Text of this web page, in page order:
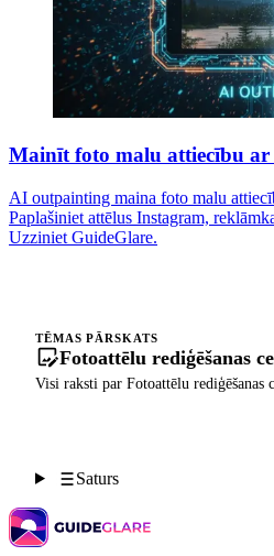
Mainīt foto malu attiecību
AI outpainting maina foto malu
Paplašiniet attēlus Instagram,
Uzziniet GuideGlare.
TĒMAS PĀRSKATS
Fotoattēlu rediģēšanas
Visi raksti par Fotoattēlu rediģēšanas
Saturs